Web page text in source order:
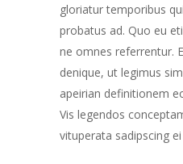
gloriatur temporibus
probatus ad. Quo eu
ne omnes referrentur.
denique, ut legimus
apeirian definitionem
Vis legendos
vituperata sadipscing